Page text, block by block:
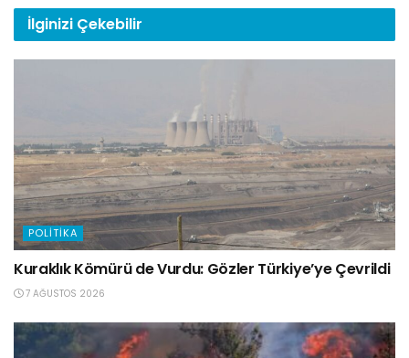
İlginizi Çekebilir
POLITIKA
Kuraklık Kömürü de Vurdu: Gözler Türkiye’ye Çevrildi
7 AĞUSTOS 2026